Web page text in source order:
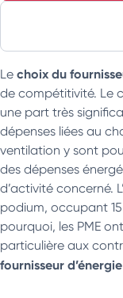
Le choix du
de compétitivité. Le
une part très
dépenses liées au
ventilation y sont
des dépenses
d’activité concerné.
podium, occupant
pourquoi, les PME
particulière aux
fournisseur